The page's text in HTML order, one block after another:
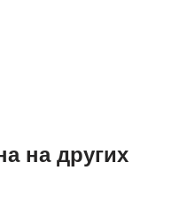
на других